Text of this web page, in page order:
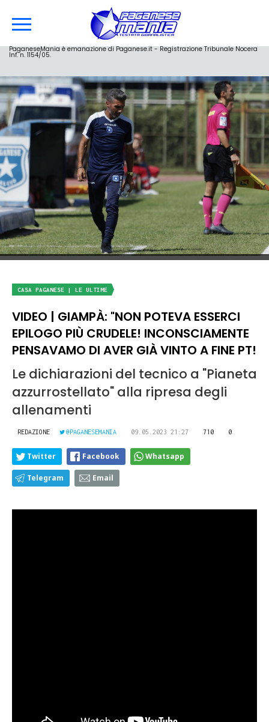
PaganeseMania è emanazione di Paganese.it - Registrazione Tribunale Nocera
Inf. n. 1154/05.
CASA PAGANESE | LE ULTIME
VIDEO | GIAMPÀ: "NON POTEVA ESSERCI
EPILOGO PIÙ CRUDELE! INCONSCIAMENTE
PENSAVAMO DI AVER GIÀ VINTO A FINE PT!
Le dichiarazioni del tecnico a "Pianeta
azzurrostellato" alla ripresa degli
allenamenti
REDAZIONE @PAGANESEMANIA 09.05.2023 21:27 710 0
Twitter Facebook Whatsapp
Telegram Email